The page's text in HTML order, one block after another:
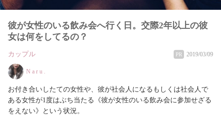
彼が女性のいる飲み会へ行く日。交際2年以上の彼
女は何をしてるの？
カップル PR 2019/03/09
N a r u .
お付き合いしたての女性や、彼が社会人になるもしくは社会人で
ある女性が1度はぶち当たる《彼が女性のいる飲み会に参加せざる
をえない》という状況。